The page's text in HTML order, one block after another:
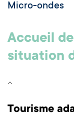
Micro-ondes
Accueil
situation
Tourisme